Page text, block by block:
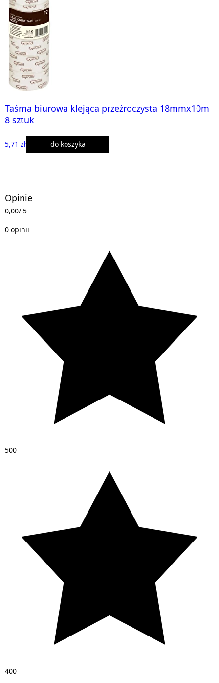
Taśma biurowa klejąca przeźroczysta 18mmx10m
8 sztuk
5,71 zł do koszyka
Opinie
0,00/ 5
0 opinii
500
400